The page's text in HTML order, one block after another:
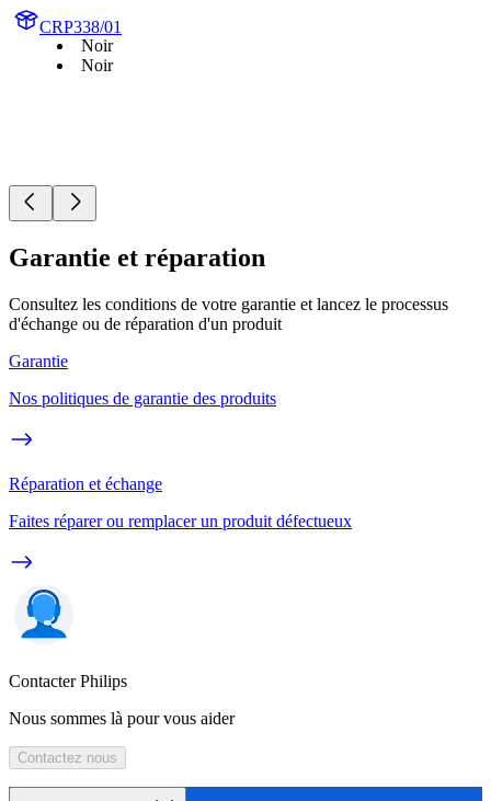
CRP338/01
Noir
Noir
Garantie et réparation
Consultez les conditions de votre garantie et lancez le processus
d'échange ou de réparation d'un produit
Garantie
Nos politiques de garantie des produits
Réparation et échange
Faites réparer ou remplacer un produit défectueux
Contacter Philips
Nous sommes là pour vous aider
Contactez nous